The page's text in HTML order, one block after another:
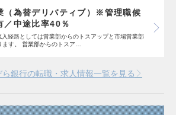
（為替デリバティブ）※管理職候
／中途比率40％
経路としては営業部からのトスアップと市場営業部
す。 営業部からのトスア…
銀行の転職・求人情報一覧を見る